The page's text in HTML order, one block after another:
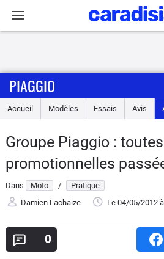
Accueil
Essais
Equipement
Forum
PIAGGIO
Accueil Modèles Essais Avis
Groupe Piaggio :
promotionnelles
Dans Moto /
Pratique
Damien Lachaize
Le 04/05/2012
0